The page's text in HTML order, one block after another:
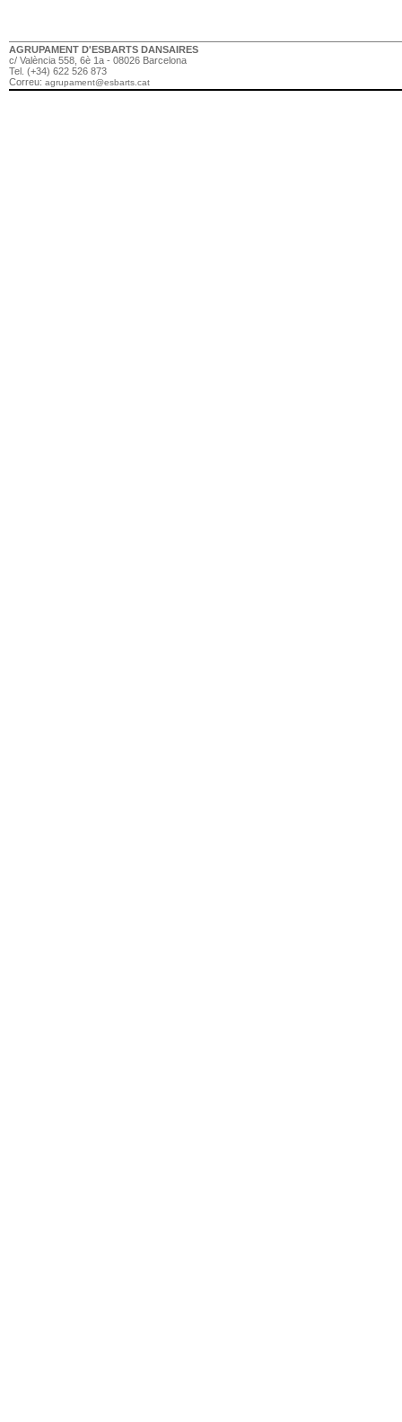
AGRUPAMENT D'ESBARTS DANSAIRES
c/ València 558, 6è 1a - 08026 Barcelona
Tel. (+34) 622 526 873
Correu: agrupament@esbarts.cat